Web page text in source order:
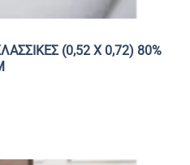
(0,52 Χ 0,72) 80%